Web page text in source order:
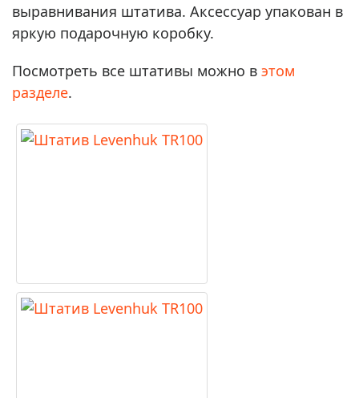
выравнивания штатива. Аксессуар упакован в
яркую подарочную коробку.
Посмотреть все штативы можно в этом
разделе.